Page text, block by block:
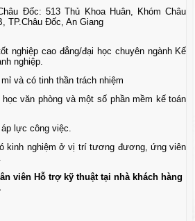
Đốc: 513 Thủ Khoa Huân, Khóm Châu
TP.Châu Đốc, An Giang
nghiệp cao đẳng/đại học chuyên ngành Kế
nghiệp.
và có tinh thần trách nhiệm
văn phòng và một số phần mềm kế toán
lực công việc.
kinh nghiệm ở vị trí tương đương, ứng viên
viên Hỗ trợ kỹ thuật tại nhà khách hàng